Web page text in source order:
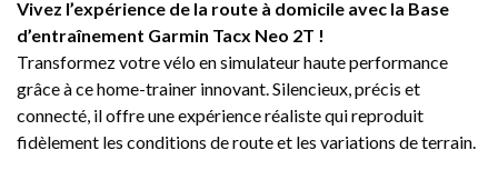
Vivez l’expérience de la route à domicile avec la Base
d’entraînement Garmin Tacx Neo 2T !
Transformez votre vélo en simulateur haute performance
grâce à ce home-trainer innovant. Silencieux, précis et
connecté, il offre une expérience réaliste qui reproduit
fidèlement les conditions de route et les variations de terrain.